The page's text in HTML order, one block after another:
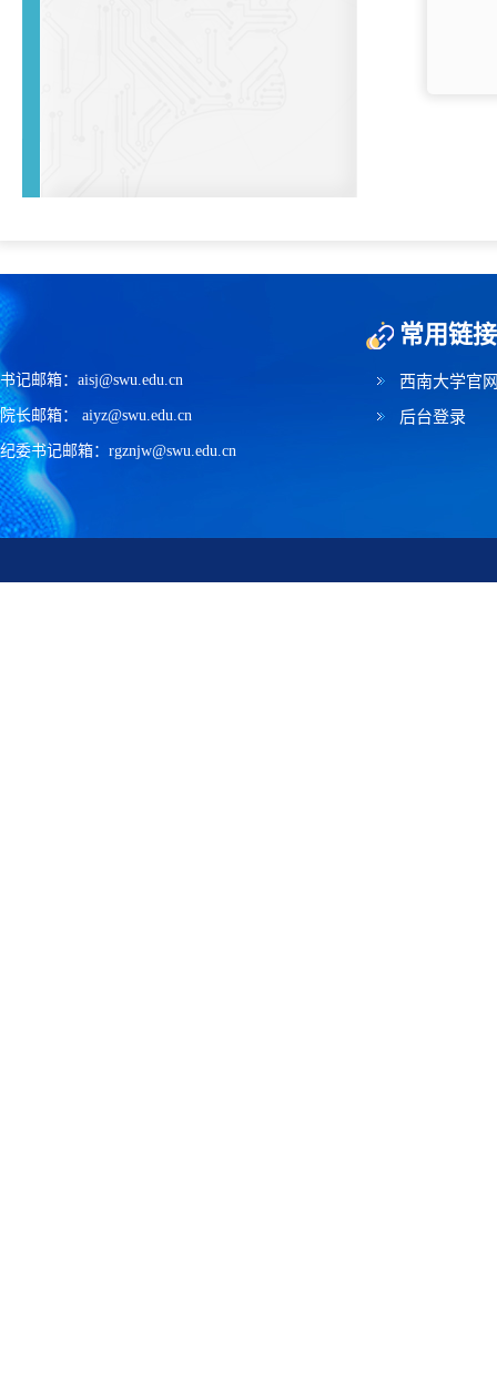
书记邮箱：aisj@swu.edu.cn
院长邮箱： aiyz@swu.edu.cn
纪委书记邮箱：rgznjw@swu.edu.cn
常用链接
西南大学官
后台登录